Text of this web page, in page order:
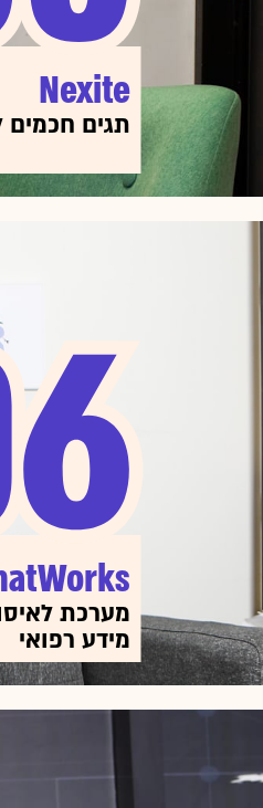
Nexite
תגים חכמים
מערכת
מידע רפואי